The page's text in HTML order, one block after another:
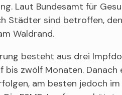
Laut Bundesamt für
Städter sind betroffen,
Waldrand.
besteht aus drei
bis zwölf Monaten.
am besten jedoch